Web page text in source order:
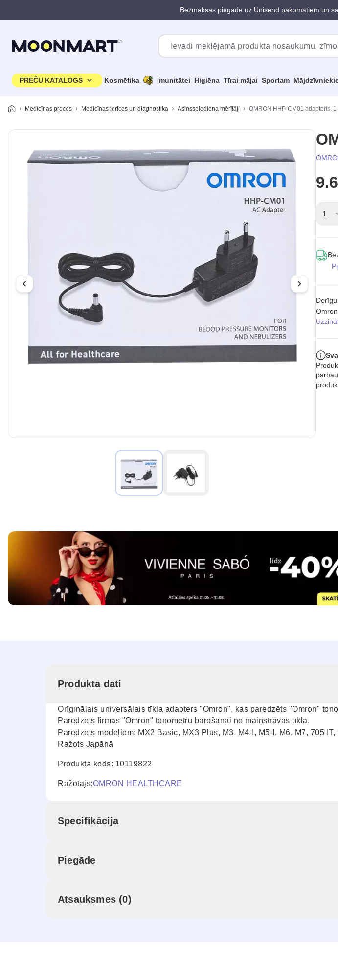
Bezmaksas piegāde uz Unisend pakomātiem un
PREČU KATALOGS Kosmētika Imunitātei Higiēna Tīrai mājai Sportam
Medicīnas preces Medicīnas ierīces un diagnostika Asinsspiediena mērītāji OMRON HHP-CM01 adapteris, 1
1
Produkta dati
Orīginālais universālais tīkla adapters "Omron", kas paredzēts "Omron"
Paredzēts firmas "Omron" tonometru barošanai no maiņstrāvas tīkla.
Paredzēts modeļiem: MX2 Basic, MX3 Plus, M3, M4-I, M5-I, M6, M7, 705
Ražots Japānā
Produkta kods: 10119822
Ražotājs:OMRON HEALTHCARE
Specifikācija
Piegāde
Atsauksmes (0)